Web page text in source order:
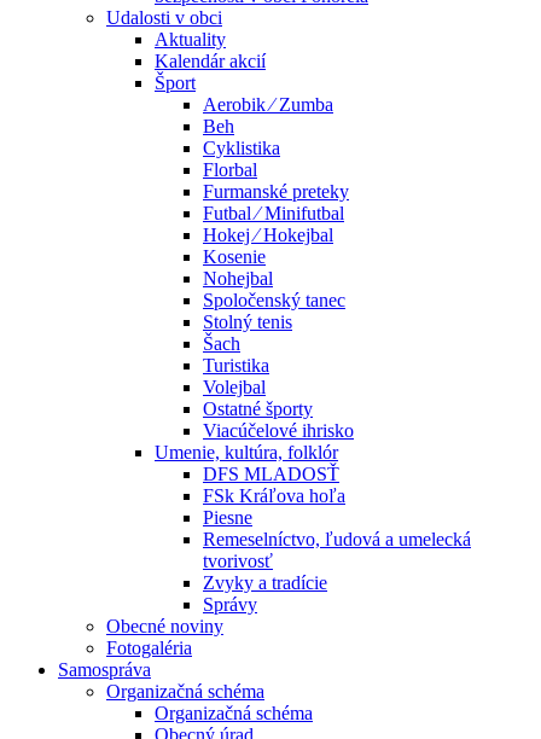
Udalosti v obci
Aktuality
Kalendár akcií
Šport
Aerobik ⁄ Zumba
Beh
Cyklistika
Florbal
Furmanské preteky
Futbal ⁄ Minifutbal
Hokej ⁄ Hokejbal
Kosenie
Nohejbal
Spoločenský tanec
Stolný tenis
Šach
Turistika
Volejbal
Ostatné športy
Viacúčelové ihrisko
Umenie, kultúra, folklór
DFS MLADOSŤ
FSk Kráľova hoľa
Piesne
Remeselníctvo, ľudová a umelecká
tvorivosť
Zvyky a tradície
Správy
Obecné noviny
Fotogaléria
Samospráva
Organizačná schéma
Organizačná schéma
Obecný úrad